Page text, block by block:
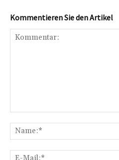
Kommentieren Sie den Artikel